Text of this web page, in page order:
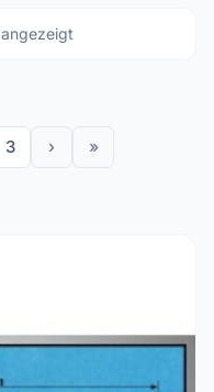
angezeigt
3 › »